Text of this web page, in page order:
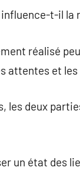
influence-t-il
réalisé
attentes et
les deux
un état des